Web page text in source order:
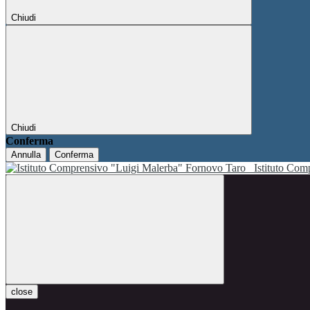
Chiudi
Chiudi
Conferma
Annulla Conferma
Istituto
close